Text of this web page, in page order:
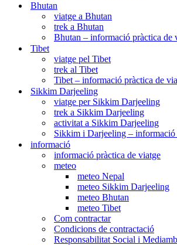
Bhutan
viatge a Bhutan
trek a Bhutan
Bhutan – informació pràctica de
Tibet
viatge pel Tibet
trek al Tibet
Tibet – informació pràctica de
Sikkim Darjeeling
viatge per Sikkim Darjeeling
trek a Sikkim Darjeeling
activitat a Sikkim Darjeeling
Sikkim i Darjeeling – informació
informació
informació pràctica de viatge
meteo
meteo Nepal
meteo Sikkim Darjeeling
meteo Bhutan
meteo Tibet
Com contractar
Condicions de contractació
Responsabilitat Social i